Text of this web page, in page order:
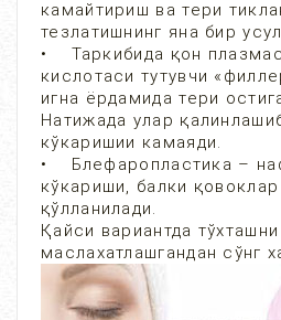
камайтириш ва тери
тезлатишнинг яна бир
• Таркибида қон
кислотаси тутувчи
игна ёрдамида тери
Натижада улар
кўкаришии камаяди.
• Блефаропластика –
кўкариши, балки
қўлланилади.
Қайси вариантда
маслахатлашгандан сўнг